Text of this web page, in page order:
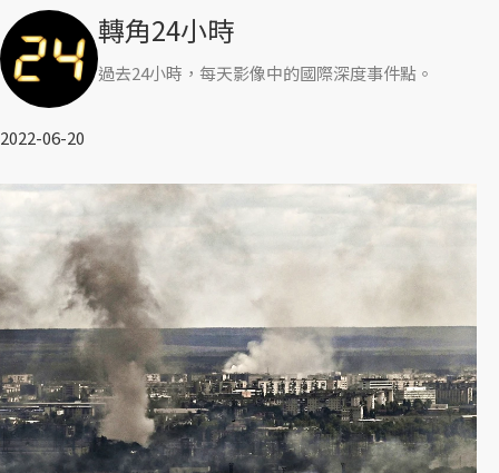
轉角24小時
過去24小時，每天影像中的國際深度事件點。
2022-06-20